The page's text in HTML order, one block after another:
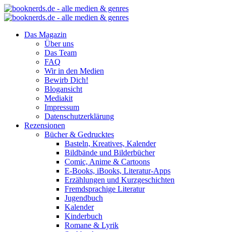
Das Magazin
Über uns
Das Team
FAQ
Wir in den Medien
Bewirb Dich!
Blogansicht
Mediakit
Impressum
Datenschutzerklärung
Rezensionen
Bücher & Gedrucktes
Basteln, Kreatives, Kalender
Bildbände und Bilderbücher
Comic, Anime & Cartoons
E-Books, iBooks, Literatur-Apps
Erzählungen und Kurzgeschichten
Fremdsprachige Literatur
Jugendbuch
Kalender
Kinderbuch
Romane & Lyrik